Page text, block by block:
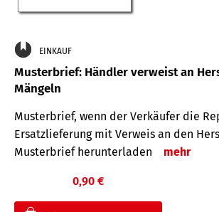
EINKAUF
Musterbrief: Händler verweist an
Mängeln
Musterbrief, wenn der Verkäufer die
Ersatzlieferung mit Verweis an den
Musterbrief herunterladen
mehr
0,90 €